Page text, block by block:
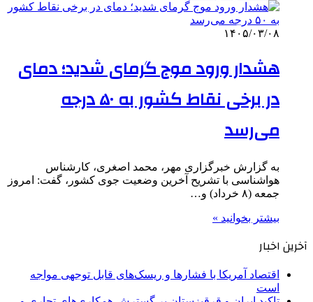
۱۴۰۵/۰۳/۰۸
هشدار ورود موج گرمای شدید؛ دمای
در برخی نقاط کشور به ۵۰ درجه
می‌رسد
به گزارش خبرگزاری مهر، محمد اصغری، کارشناس
هواشناسی با تشریح آخرین وضعیت جوی کشور، گفت: امروز
جمعه (۸ خرداد) و…
بیشتر بخوانید »
آخرین اخبار
اقتصاد آمریکا با فشارها و ریسک‌های قابل توجهی مواجه
است